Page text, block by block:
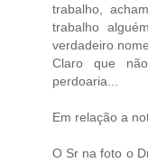
trabalho,
trabalho
verdadeiro
Claro que
perdoaria...
Em relação a
O Sr na foto o